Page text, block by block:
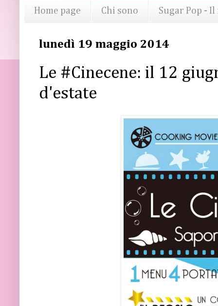
Home page Chi sono Sugar Pop -
lunedì 19 maggio 2014
Le #Cinecene: il 12
d'estate